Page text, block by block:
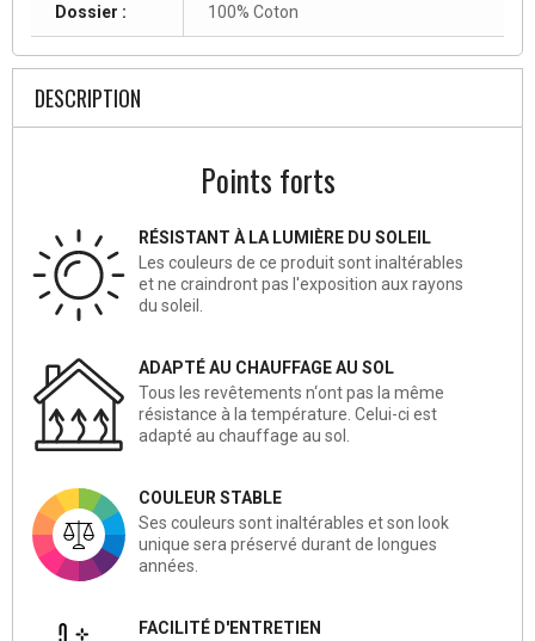
Dossier : 100% Coton
DESCRIPTION
Points forts
RÉSISTANT À LA LUMIÈRE DU SOLEIL
Les couleurs de ce produit sont inaltérables
et ne craindront pas l'exposition aux rayons
du soleil.
ADAPTÉ AU CHAUFFAGE AU SOL
Tous les revêtements n‘ont pas la même
résistance à la température. Celui-ci est
adapté au chauffage au sol.
COULEUR STABLE
Ses couleurs sont inaltérables et son look
unique sera préservé durant de longues
années.
FACILITÉ D'ENTRETIEN